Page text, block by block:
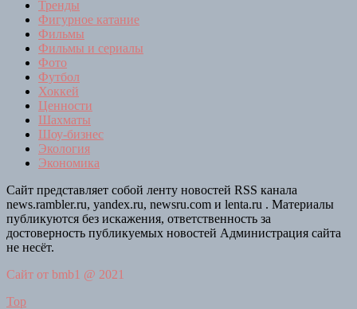
Тренды
Фигурное катание
Фильмы
Фильмы и сериалы
Фото
Футбол
Хоккей
Ценности
Шахматы
Шоу-бизнес
Экология
Экономика
Сайт представляет собой ленту новостей RSS канала
news.rambler.ru, yandex.ru, newsru.com и lenta.ru . Материалы
публикуются без искажения, ответственность за
достоверность публикуемых новостей Администрация сайта
не несёт.
Сайт от bmb1 @ 2021
Top